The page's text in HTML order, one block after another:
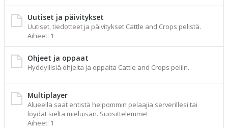
Uutiset ja päivitykset
Uutiset, tiedotteet ja päivitykset Cattle and Crops pelistä.
Aiheet: 1
Ohjeet ja oppaat
Hyödyllisiä ohjeita ja oppaita Cattle and Crops peliin.
Multiplayer
Alueella saat entistä helpommin pelaajia serverillesi tai
löydät sieltä mieluisan. Suosittelemme!
Aiheet: 1